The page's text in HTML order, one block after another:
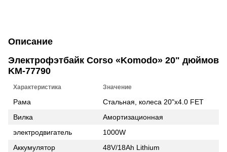
Описание
Электрофэтбайк Corso «Komodo» 20" дюймов
KM-77790
Характеристика Значение
Рама
Стальная, колеса 20"x4.0 FET
Вилка
Амортизационная
электродвигатель
1000W
Аккумулятор
48V/18Ah Lithium